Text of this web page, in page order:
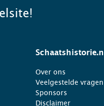
Schaatshistorie.nl
Over ons
Veelgestelde vragen
Sponsors
Disclaimer